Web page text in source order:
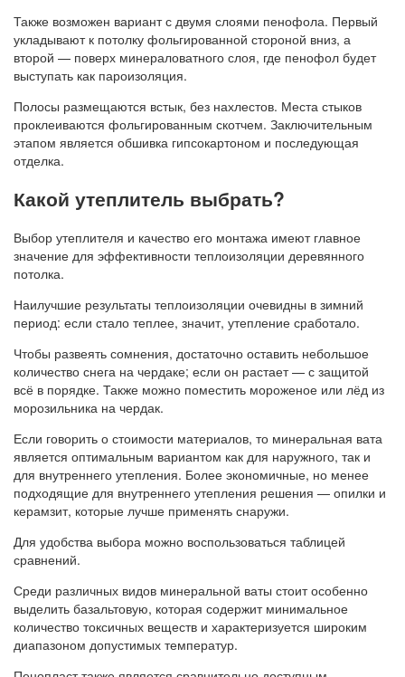
Также возможен вариант с двумя слоями пенофола. Первый
укладывают к потолку фольгированной стороной вниз, а
второй — поверх минераловатного слоя, где пенофол будет
выступать как пароизоляция.
Полосы размещаются встык, без нахлестов. Места стыков
проклеиваются фольгированным скотчем. Заключительным
этапом является обшивка гипсокартоном и последующая
отделка.
Какой утеплитель выбрать?
Выбор утеплителя и качество его монтажа имеют главное
значение для эффективности теплоизоляции деревянного
потолка.
Наилучшие результаты теплоизоляции очевидны в зимний
период: если стало теплее, значит, утепление сработало.
Чтобы развеять сомнения, достаточно оставить небольшое
количество снега на чердаке; если он растает — с защитой
всё в порядке. Также можно поместить мороженое или лёд из
морозильника на чердак.
Если говорить о стоимости материалов, то минеральная вата
является оптимальным вариантом как для наружного, так и
для внутреннего утепления. Более экономичные, но менее
подходящие для внутреннего утепления решения — опилки и
керамзит, которые лучше применять снаружи.
Для удобства выбора можно воспользоваться таблицей
сравнений.
Среди различных видов минеральной ваты стоит особенно
выделить базальтовую, которая содержит минимальное
количество токсичных веществ и характеризуется широким
диапазоном допустимых температур.